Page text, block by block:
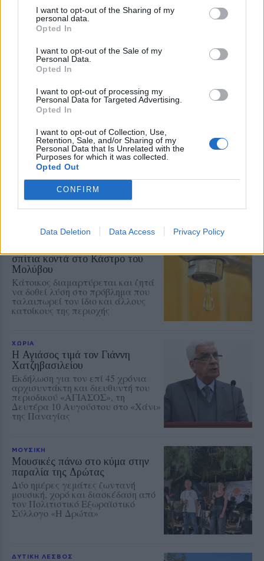
I want to opt-out of the Sharing of my
personal data.
Opted In
I want to opt-out of the Sale of my
Personal Data.
Opted In
I want to opt-out of processing my
Personal Data for Targeted Advertising.
Opted In
I want to opt-out of Collection, Use,
Retention, Sale, and/or Sharing of my
Personal Data that Is Unrelated with the
Purposes for which it was collected.
Opted Out
CONFIRM
Data Deletion Data Access Privacy Policy
ΔΡΑΣΕΙΣ
Κάλεσμα για συγκέντρωση υπέρ
της Παλαιστίνης από
Λέσβου
Την Κυριακή 9 Αυγούστου, στις
7.30 το απόγευμα, έξω από το
Βορείου Αιγαίου στη Μυτιλήνη η
κινητοποίηση
ΔΡΑΣΕΙΣ
Ρούχα και τρόφιμα για τους
ανθρώπους που έχουν ανάγκη
Νέα συνεργασία της
«Ανακύκλωσης Αιγαίου» με τον
Σύνδεσμο Κοινωνικής Προστασίας
και Αλληλεγγύης
σπίτια κοντά στο Κάστρο του
Μολύβου
Κάτοικος διαμαρτύρεται και ζητά
να δοθεί λύση στο πρόβλημα που
ταλαιπωρεί τον ίδιο και άλλους
κατοίκους της περιοχής
ΧΩΡΙΑ
Η Αγιάσος τιμά τον Γιάννη
Χατζηβασιλείου
Εκδήλωση για τον επί 45 χρόνια
αρχισυντάκτη και διευθυντή του
περιοδικού «ΑΓΙΑΣΟΣ», τη
Δευτέρα 10 Αυγούστου στο «Χάνι»
της Παναγίας
ΜΟΥΣΙΚΗ
Μουσικές πάνω στο κύμα στην
παραλία της Δρώτας
Δύο ημέρες γεμάτες ζωντανή
μουσική, χορό και διασκέδαση από
τον Πολιτιστικό Εξωραϊστικό
Σύλλογο «Η Δρώτα»
ΔΥΤΙΚΗ ΛΕΣΒΟΣ